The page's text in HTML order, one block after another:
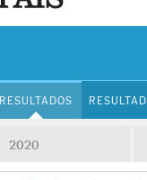
RESULTADOS
2020